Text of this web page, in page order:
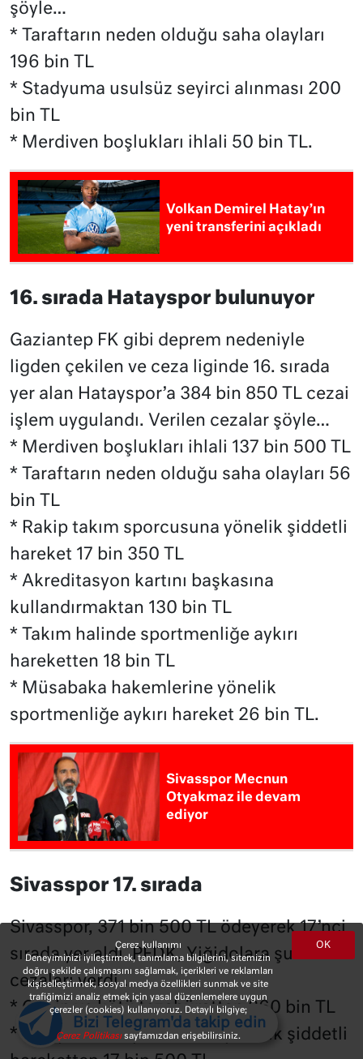
şöyle…
* Taraftarın neden olduğu saha olayları
196 bin TL
* Stadyuma usulsüz seyirci alınması 200
bin TL
* Merdiven boşlukları ihlali 50 bin TL.
Volkan Demirel Hatay’ın
yeni transferini açıkladı
16. sırada Hatayspor bulunuyor
Gaziantep FK gibi deprem nedeniyle
ligden çekilen ve ceza liginde 16. sırada
yer alan Hatayspor’a 384 bin 850 TL cezai
işlem uygulandı. Verilen cezalar şöyle…
* Merdiven boşlukları ihlali 137 bin 500 TL
* Taraftarın neden olduğu saha olayları 56
bin TL
* Rakip takım sporcusuna yönelik şiddetli
hareket 17 bin 350 TL
* Akreditasyon kartını başkasına
kullandırmaktan 130 bin TL
* Takım halinde sportmenliğe aykırı
hareketten 18 bin TL
* Müsabaka hakemlerine yönelik
sportmenliğe aykırı hareket 26 bin TL.
Sivasspor Mecnun
Otyakmaz ile devam
ediyor
Sivasspor 17. sırada
Sivasspor, 371 bin 500 TL ödeyerek 17’nci
sırada yer aldı. PFDK, Yiğidolara şu
cezaları verdi..
* Çirkin ve kötü tezahürattan 260 bin TL
* Rakip takım sporcusuna yönelik şiddetli
OK
Çerez kullanımı
Deneyiminizi iyileştirmek, tanımlama bilgilerini, sitemizin
doğru şekilde çalışmasını sağlamak, içerikleri ve reklamları
kişiselleştirmek, sosyal medya özellikleri sunmak ve site
trafiğimizi analiz etmek için yasal düzenlemelere uygun
çerezler (cookies) kullanıyoruz. Detaylı bilgiye;
Çerez Politikasısayfamızdan erişebilirsiniz.
Bizi Telegram'da takip edin